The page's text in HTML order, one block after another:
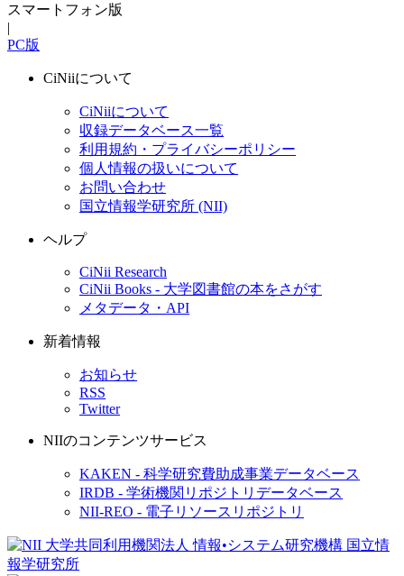
スマートフォン版
|
PC版
CiNiiについて
CiNiiについて
収録データベース一覧
利用規約・プライバシーポリシー
個人情報の扱いについて
お問い合わせ
国立情報学研究所 (NII)
ヘルプ
CiNii Research
CiNii Books - 大学図書館の本をさがす
メタデータ・API
新着情報
お知らせ
RSS
Twitter
NIIのコンテンツサービス
KAKEN - 科学研究費助成事業データベース
IRDB - 学術機関リポジトリデータベース
NII-REO - 電子リソースリポジトリ